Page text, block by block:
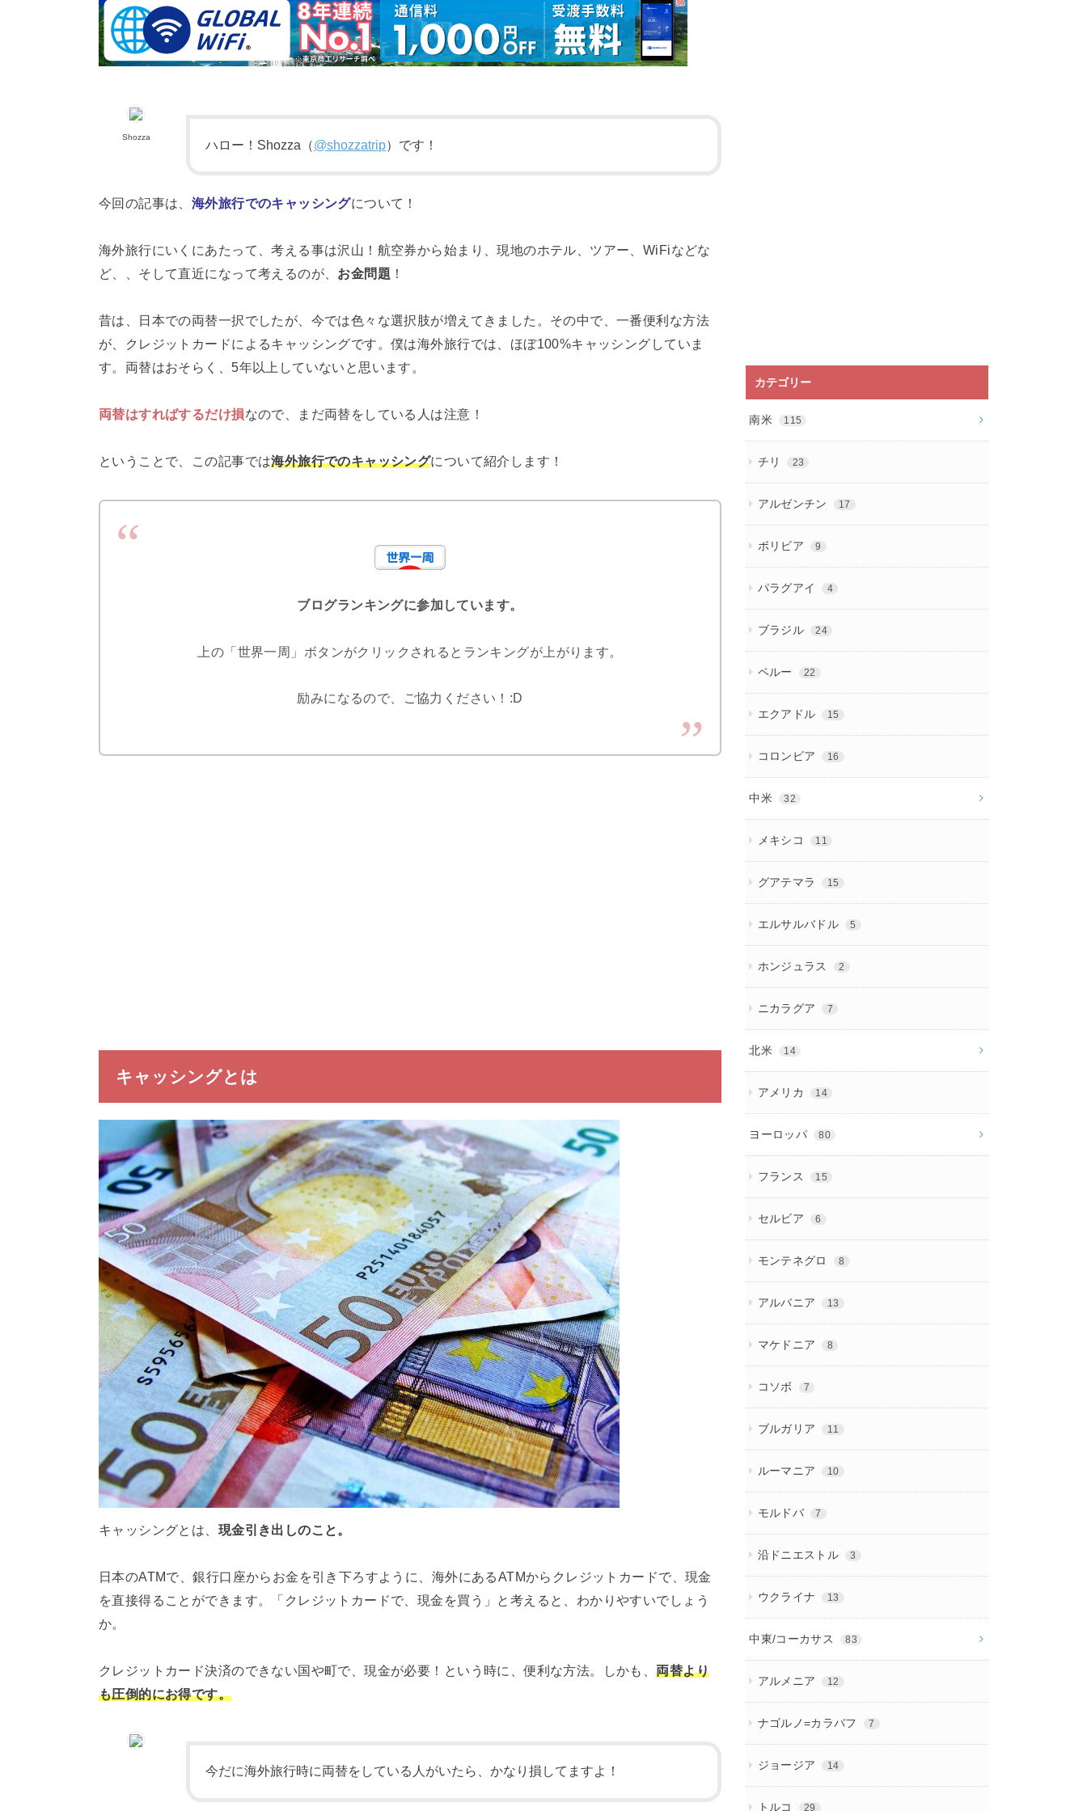
Shozza
ハロー！Shozza（@shozzatrip）です！
今回の記事は、 海外旅行でのキャッシングについて！
海外旅行にいくにあたって、考える事は沢山！航空券から始まり、現地のホテル、ツアー、WiFiなどな
ど、、そして直近になって考えるのが、 お金問題 ！
昔は、日本での両替一択でしたが、今では色々な選択肢が増えてきました。その中で、一番便利な方法
が、クレジットカードによるキャッシングです。僕は海外旅行では、ほぼ100%キャッシングしていま
す。両替はおそらく、5年以上していないと思います。
両替はすればするだけ損なので、まだ両替をしている人は注意！
ということで、この記事では海外旅行でのキャッシングについて紹介します！
ブログランキングに参加しています。
上の「世界一周」ボタンがクリックされるとランキングが上がります。
励みになるので、ご協力ください！:D
キャッシングとは
キャッシングとは、 現金引き出しのこと。
日本のATMで、銀行口座からお金を引き下ろすように、海外にあるATMからクレジットカードで、現金
を直接得ることができます。「クレジットカードで、現金を買う」と考えると、わかりやすいでしょう
か。
クレジットカード決済のできない国や町で、現金が必要！という時に、便利な方法。しかも、両替より
も圧倒的にお得です。
今だに海外旅行時に両替をしている人がいたら、かなり損してますよ！
カテゴリー
南米 115
チリ 23
アルゼンチン 17
ボリビア 9
パラグアイ 4
ブラジル 24
ペルー 22
エクアドル 15
コロンビア 16
中米 32
メキシコ 11
グアテマラ 15
エルサルバドル 5
ホンジュラス 2
ニカラグア 7
北米 14
アメリカ 14
ヨーロッパ 80
フランス 15
セルビア 6
モンテネグロ 8
アルバニア 13
マケドニア 8
コソボ 7
ブルガリア 11
ルーマニア 10
モルドバ 7
沿ドニエストル 3
ウクライナ 13
中東/コーカサス 83
アルメニア 12
ナゴルノ=カラバフ 7
ジョージア 14
トルコ 29